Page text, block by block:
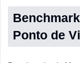
Ponto de